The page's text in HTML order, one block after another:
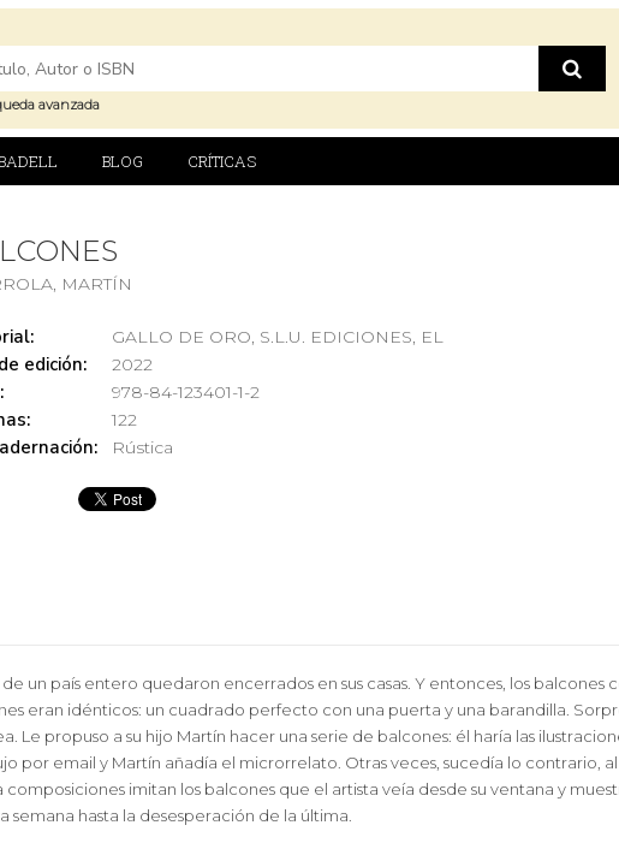
avanzada
BLOG CRÍTICAS
MARTÍN
GALLO DE ORO, S.L.U. EDICIONES, EL
edición: 2022
978-84-123401-1-2
122
Rústica
un país entero quedaron encerrados en sus casas. Y entonces, los balcones
eran idénticos: un cuadrado perfecto con una puerta y una barandilla.
Le propuso a su hijo Martín hacer una serie de balcones: él haría las
por email y Martín añadía el microrrelato. Otras veces, sucedía lo contrario,
composiciones imitan los balcones que el artista veía desde su ventana y
hasta la desesperación de la última.